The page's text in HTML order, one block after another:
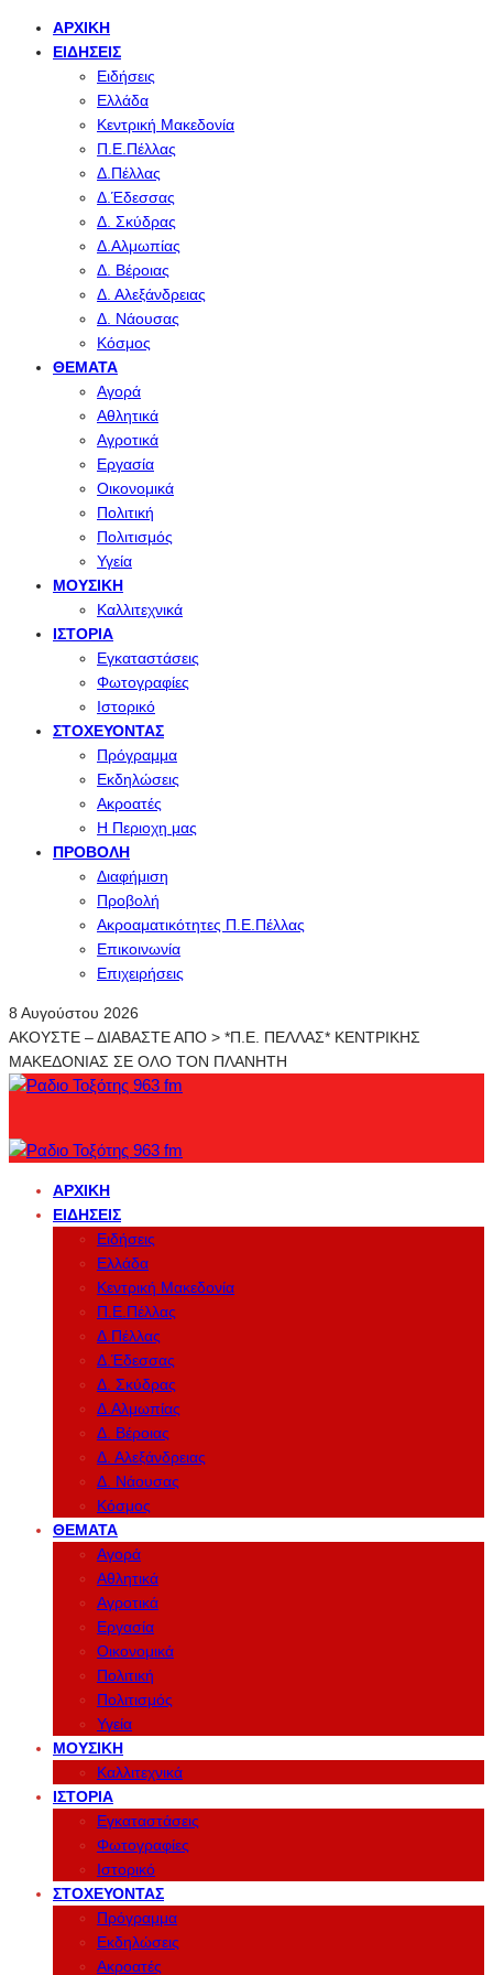
ΑΡΧΙΚΉ
ΕΙΔΉΣΕΙΣ
Ειδήσεις
Ελλάδα
Κεντρική Μακεδονία
Π.Ε.Πέλλας
Δ.Πέλλας
Δ.Έδεσσας
Δ. Σκύδρας
Δ.Αλμωπίας
Δ. Βέροιας
Δ. Αλεξάνδρειας
Δ. Νάουσας
Κόσμος
ΘΈΜΑΤΑ
Αγορά
Αθλητικά
Αγροτικά
Εργασία
Οικονομικά
Πολιτική
Πολιτισμός
Υγεία
ΜΟΥΣΙΚΉ
Καλλιτεχνικά
ΙΣΤΟΡΊΑ
Εγκαταστάσεις
Φωτογραφίες
Ιστορικό
ΣΤΟΧΕΎΟΝΤΑΣ
Πρόγραμμα
Εκδηλώσεις
Ακροατές
Η Περιοχη μας
ΠΡΟΒΟΛΉ
Διαφήμιση
Προβολή
Ακροαματικότητες Π.Ε.Πέλλας
Επικοινωνία
Επιχειρήσεις
8 Αυγούστου 2026
ΑΚΟΥΣΤΕ – ΔΙΑΒΑΣΤΕ ΑΠΟ > *Π.Ε. ΠΕΛΛΑΣ* ΚΕΝΤΡΙΚΗΣ
ΜΑΚΕΔΟΝΙΑΣ ΣΕ ΟΛΟ ΤΟΝ ΠΛΑΝΗΤΗ
ΑΡΧΙΚΉ
ΕΙΔΉΣΕΙΣ
Ειδήσεις
Ελλάδα
Κεντρική Μακεδονία
Π.Ε.Πέλλας
Δ.Πέλλας
Δ.Έδεσσας
Δ. Σκύδρας
Δ.Αλμωπίας
Δ. Βέροιας
Δ. Αλεξάνδρειας
Δ. Νάουσας
Κόσμος
ΘΈΜΑΤΑ
Αγορά
Αθλητικά
Αγροτικά
Εργασία
Οικονομικά
Πολιτική
Πολιτισμός
Υγεία
ΜΟΥΣΙΚΉ
Καλλιτεχνικά
ΙΣΤΟΡΊΑ
Εγκαταστάσεις
Φωτογραφίες
Ιστορικό
ΣΤΟΧΕΎΟΝΤΑΣ
Πρόγραμμα
Εκδηλώσεις
Ακροατές